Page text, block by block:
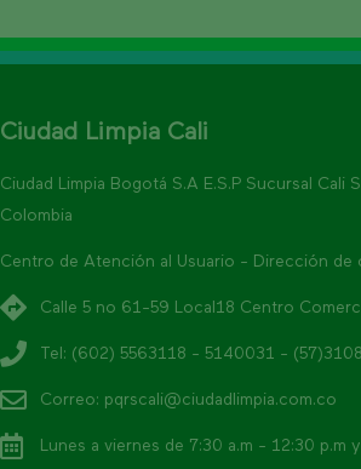
Ciudad Limpia Cali
Ciudad Limpia Bogotá S.A E.S.P Sucursal Cali
Colombia
Centro de Atención al Usuario - Dirección de
Calle 5 no 61-59 Local18 Centro
Tel: (602) 5563118 - 5140031 -
Correo: pqrscali@ciudadlimpia.com.co
Lunes a viernes de 7:30 a.m - 12:30 p.m